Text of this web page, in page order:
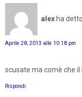
alex ha
Aprile 28, 2013 alle 10:18 pm
scusate ma comè che
Rispondi